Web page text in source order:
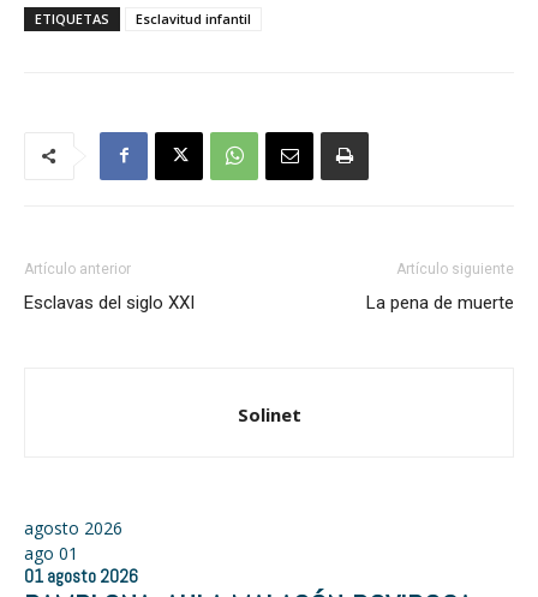
ETIQUETAS Esclavitud infantil
Artículo anterior
Esclavas del siglo XXI
Artículo siguiente
La pena de muerte
Solinet
agosto 2026
ago 01
01 agosto 2026